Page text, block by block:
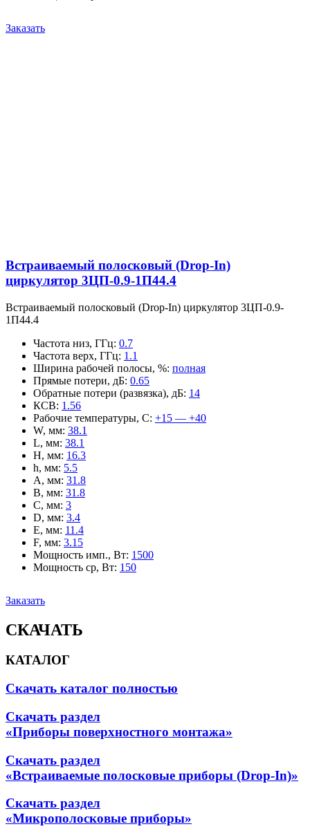
Заказать
Встраиваемый полосковый (Drop-In)
циркулятор 3ЦП-0.9-1П44.4
Встраиваемый полосковый (Drop-In) циркулятор 3ЦП-0.9-
1П44.4
Частота низ, ГГц: 0.7
Частота верх, ГГц: 1.1
Ширина рабочей полосы, %: полная
Прямые потери, дБ: 0.65
Обратные потери (развязка), дБ: 14
КСВ: 1.56
Рабочие температуры, С: +15 — +40
W, мм: 38.1
L, мм: 38.1
H, мм: 16.3
h, мм: 5.5
A, мм: 31.8
B, мм: 31.8
C, мм: 3
D, мм: 3.4
E, мм: 11.4
F, мм: 3.15
Мощность имп., Вт: 1500
Мощность ср, Вт: 150
Заказать
СКАЧАТЬ
КАТАЛОГ
Скачать каталог полностью
Скачать раздел
«Приборы поверхностного монтажа»
Скачать раздел
«Встраиваемые полосковые приборы (Drop-In)»
Скачать раздел
«Микрополосковые приборы»